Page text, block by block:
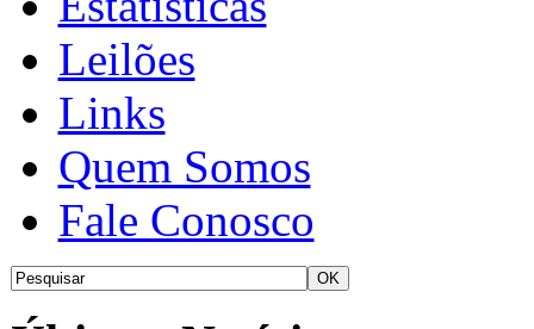
Leilões
Links
Quem Somos
Fale Conosco